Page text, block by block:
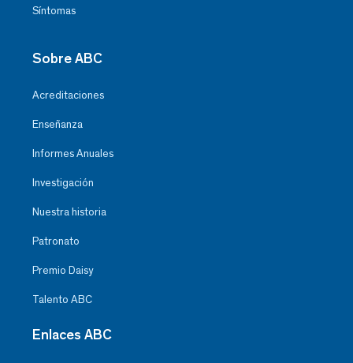
Síntomas
Sobre ABC
Acreditaciones
Enseñanza
Informes Anuales
Investigación
Nuestra historia
Patronato
Premio Daisy
Talento ABC
Enlaces ABC